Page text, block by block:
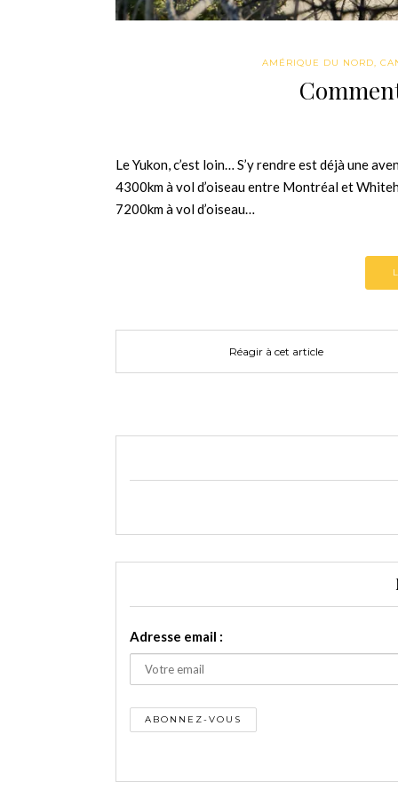
AMÉRIQUE DU NORD,
Le Yukon, c’est loin… S’y rendre est déjà une
4300km à vol d’oiseau entre Montréal et
7200km à vol d’oiseau…
Réagir à cet article
Adresse email :